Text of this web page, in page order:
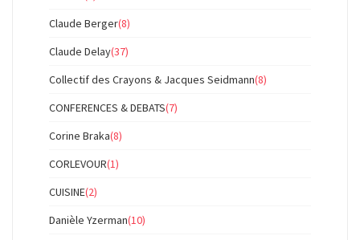
Claude Berger(8)
Claude Delay(37)
Collectif des Crayons & Jacques Seidmann(8)
CONFERENCES & DEBATS(7)
Corine Braka(8)
CORLEVOUR(1)
CUISINE(2)
Danièle Yzerman(10)